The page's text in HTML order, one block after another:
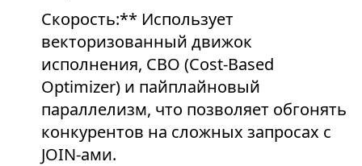
Скорость:** Использует
векторизованный движок
исполнения, CBO (Cost-Based
Optimizer) и пайплайновый
параллелизм, что позволяет обгонять
конкурентов на сложных запросах с
JOIN-ами.